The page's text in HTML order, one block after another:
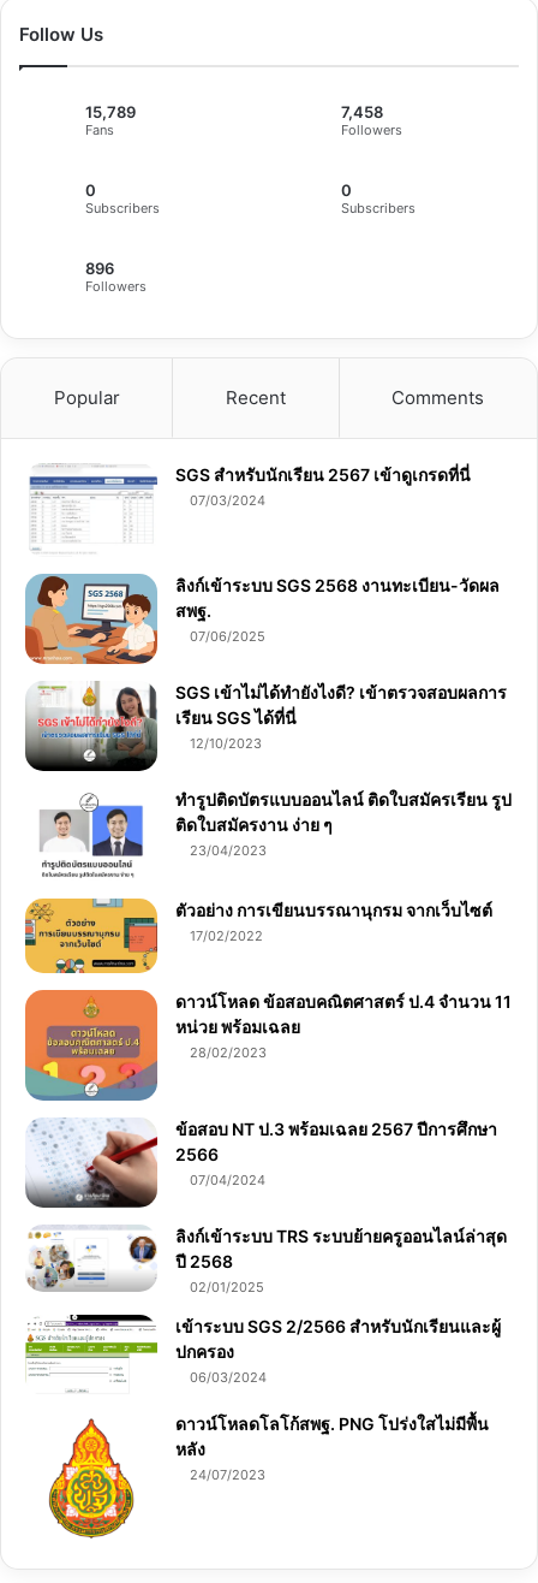
Follow Us
15,789
Fans
7,458
Followers
0
Subscribers
0
Subscribers
896
Followers
Popular Recent Comments
SGS สําหรับนักเรียน 2567 เข้าดูเกรดที่นี่
07/03/2024
ลิงก์เข้าระบบ SGS 2568 งานทะเบียน-วัดผล
สพฐ.
07/06/2025
SGS เข้าไม่ได้ทำยังไงดี? เข้าตรวจสอบผลการ
เรียน SGS ได้ที่นี่
12/10/2023
ทำรูปติดบัตรแบบออนไลน์ ติดใบสมัครเรียน รูป
ติดใบสมัครงาน ง่าย ๆ
23/04/2023
ตัวอย่าง การเขียนบรรณานุกรม จากเว็บไซต์
17/02/2022
ดาวน์โหลด ข้อสอบคณิตศาสตร์ ป.4 จำนวน 11
หน่วย พร้อมเฉลย
28/02/2023
ข้อสอบ NT ป.3 พร้อมเฉลย 2567 ปีการศึกษา
2566
07/04/2024
ลิงก์เข้าระบบ TRS ระบบย้ายครูออนไลน์ล่าสุด
ปี 2568
02/01/2025
เข้าระบบ SGS 2/2566 สำหรับนักเรียนและผู้
ปกครอง
06/03/2024
ดาวน์โหลดโลโก้สพฐ. PNG โปร่งใสไม่มีพื้น
หลัง
24/07/2023